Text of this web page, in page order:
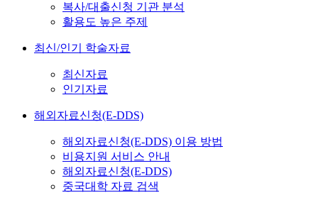
복사/대출신청 기관 분석
활용도 높은 주제
최신/인기 학술자료
최신자료
인기자료
해외자료신청(E-DDS)
해외자료신청(E-DDS) 이용 방법
비용지원 서비스 안내
해외자료신청(E-DDS)
중국대학 자료 검색